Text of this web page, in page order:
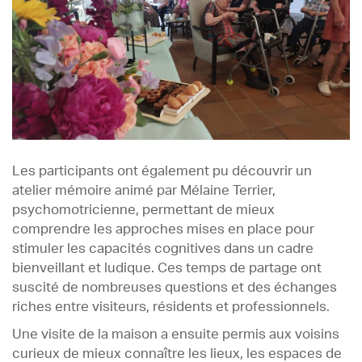
Les participants ont également pu découvrir un
atelier mémoire animé par Mélaine Terrier,
psychomotricienne, permettant de mieux
comprendre les approches mises en place pour
stimuler les capacités cognitives dans un cadre
bienveillant et ludique. Ces temps de partage ont
suscité de nombreuses questions et des échanges
riches entre visiteurs, résidents et professionnels.
Une visite de la maison a ensuite permis aux voisins
curieux de mieux connaître les lieux, les espaces de